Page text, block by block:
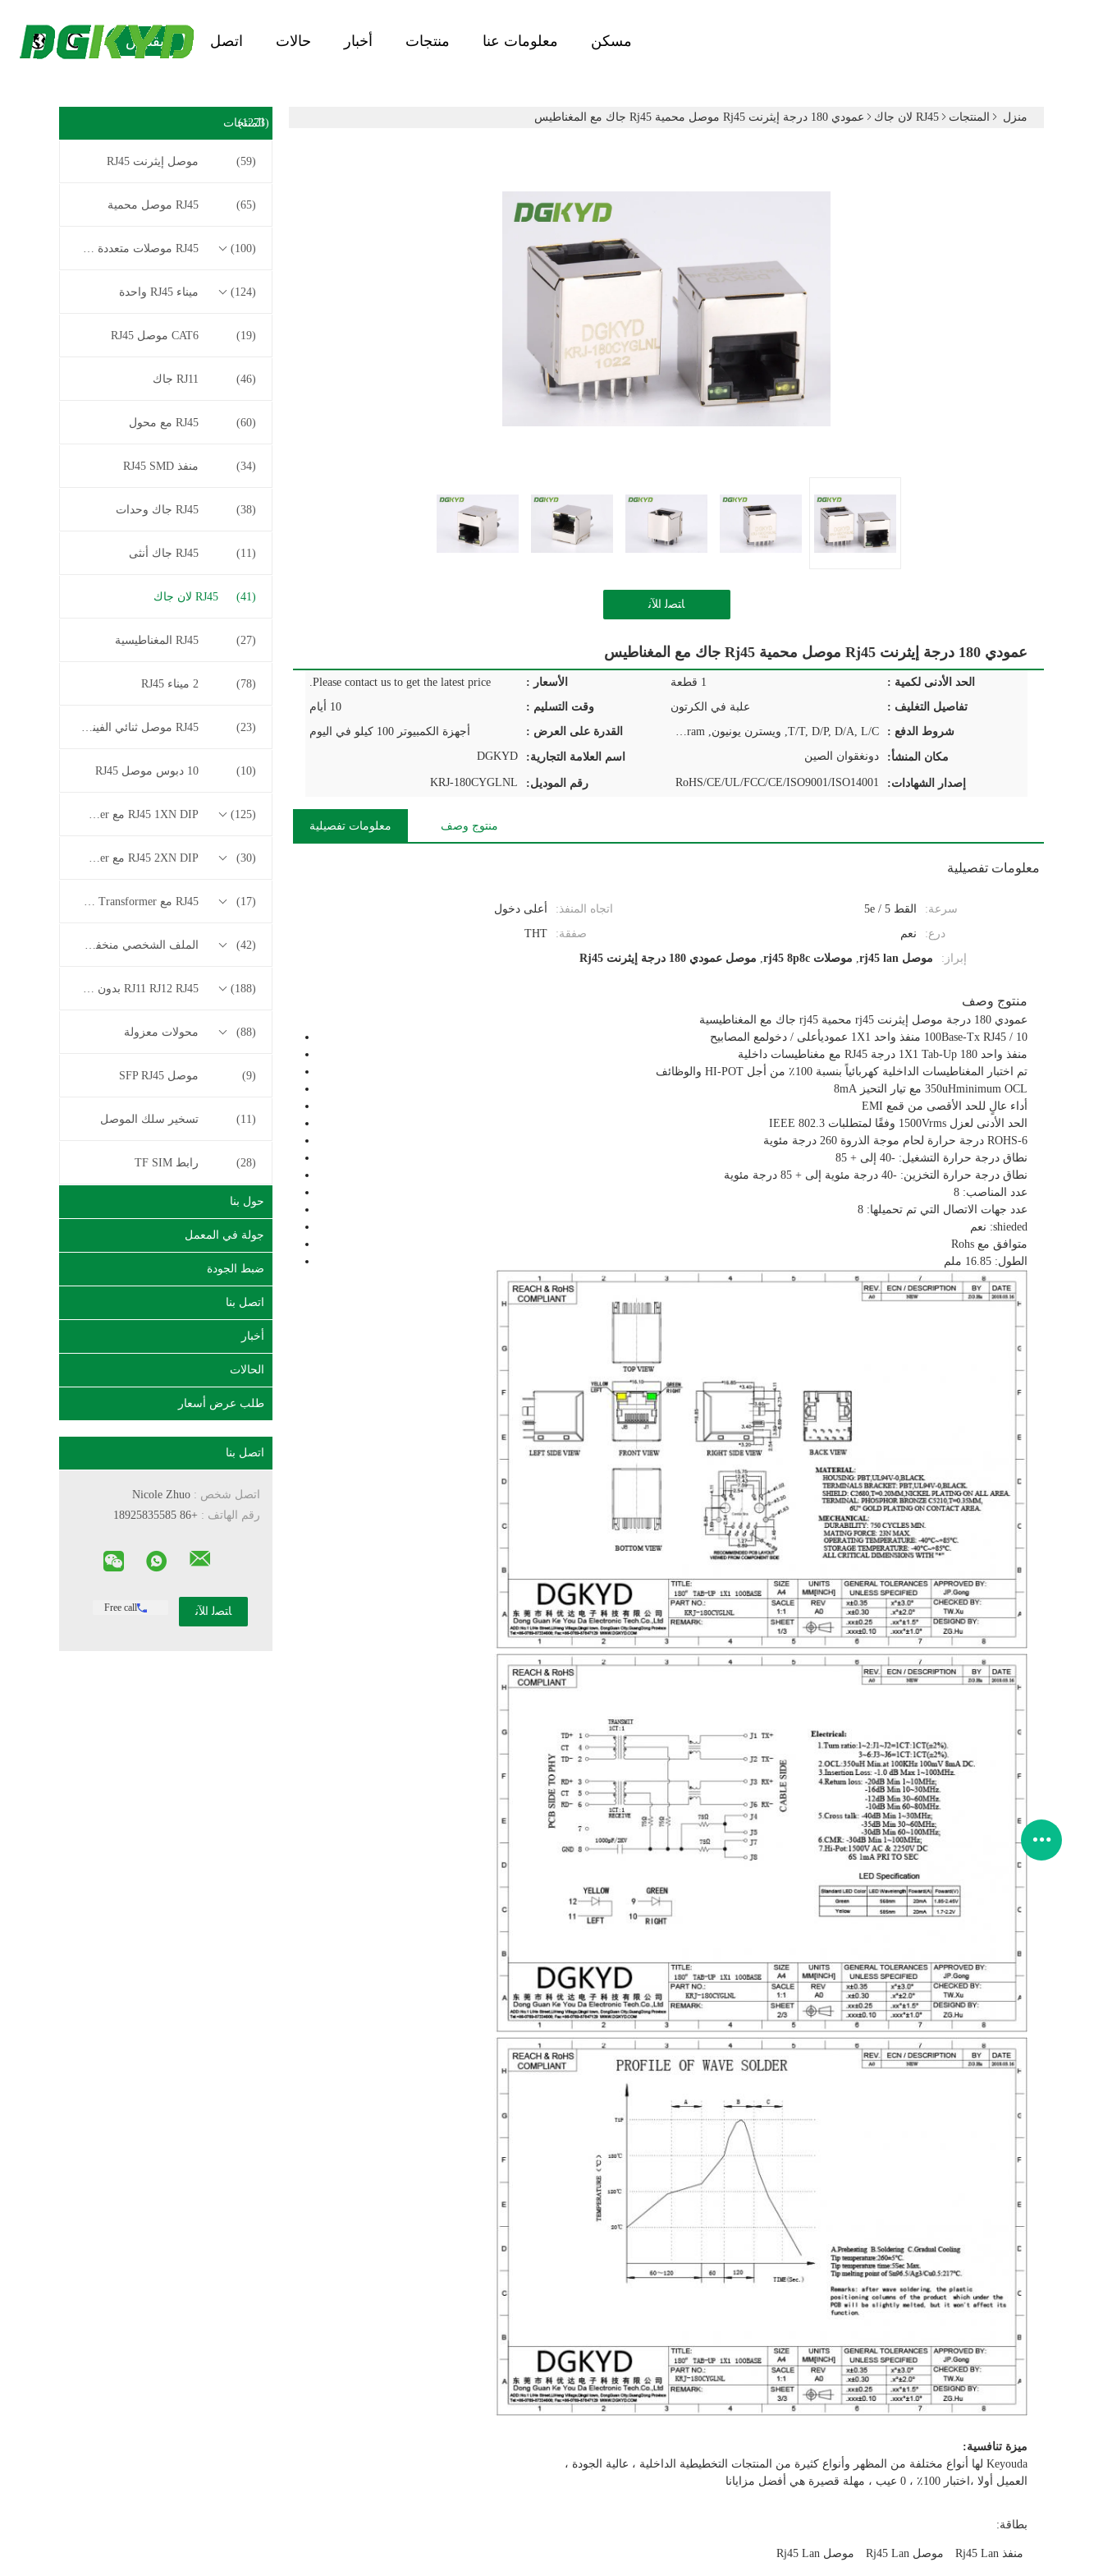
مسكن معلومات عنا منتجات أخبار حالات اتصل يقتبس
المنتجات(1273)
موصل إيثرنت RJ45 (59)
RJ45 موصل محمية (65)
RJ45 موصلات متعددة الموصل (100)
ميناء RJ45 واحدة (124)
CAT6 موصل RJ45 (19)
RJ11 جاك (46)
RJ45 مع محول (60)
منفذ RJ45 SMD (34)
RJ45 جاك وحدات (38)
RJ45 جاك أنثى (11)
RJ45 لان جاك (41)
RJ45 المغناطيسية (27)
2 ميناء RJ45 (78)
RJ45 موصل ثنائي الفينيل متعدد الكلور (23)
10 دبوس موصل RJ45 (10)
RJ45 1XN DIP مع 10/100/1000M Base-T Series Transformer (125)
RJ45 2XN DIP مع 10/100/1000M Base-T Series Transformer (30)
RJ45 مع 2.5G / 5G / 10G Base-T Series Transformer (17)
الملف الشخصي منخفض RJ45 (42)
RJ11 RJ12 RJ45 بدون سلسلة المحولات (188)
محولات معزولة (88)
موصل SFP RJ45 (9)
تسخير سلك الموصل (11)
رابط TF SIM (28)
حول بنا
جولة في المعمل
ضبط الجودة
اتصل بنا
أخبار
الحالات
طلب عرض أسعار
اتصل بنا
اتصل شخص :
رقم الهاتف : +86 18925835585
Free call
منزل المنتجات RJ45 لان جاك عمودي 180 درجة إيثرنت Rj45 موصل محمية Rj45 جاك مع المغناطيس
ﺎﺘﺼﻟ ﺍﻶﻧ
عمودي 180 درجة إيثرنت Rj45 موصل محمية Rj45 جاك مع المغناطيس
الحد الأدنى لكمية : 1 قطعة الأسعار :
Please contact us to get the latest price.
تفاصيل التغليف :
علبة في الكرتون وقت التسليم :
10 أيام
شروط الدفع :
T/T, D/P, D/A, L/C, ويسترن يونيون, MoneyGram القدرة على العرض : أجهزة الكمبيوتر 100 كيلو في اليوم
مكان المنشأ: دونغقوان الصين اسم العلامة التجارية: DGKYD
إصدار الشهادات: RoHS/CE/UL/FCC/CE/ISO9001/ISO14001 رقم الموديل: KRJ-180CYGLNL
معلومات تفصيلية منتوج وصف
معلومات تفصيلية
سرعة: القط 5 / 5e اتجاه المنفذ:
أعلى دخول
درع:
نعم صفقة:
THT
إبراز:
موصل rj45 lan , موصلات rj45 8p8c , موصل عمودي 180 درجة إيثرنت Rj45
منتوج وصف
عمودي 180 درجة موصل إيثرنت rj45 محمية rj45 جاك مع المغناطيسية
10 / 100Base-Tx RJ45 منفذ واحد 1X1 عمودي
أعلى / دخولمع المصابيح
منفذ واحد 1X1 Tab-Up 180 درجة RJ45 مع مغناطيسات داخلية
تم اختبار المغناطيسات الداخلية كهربائياً بنسبة 100٪ من أجل HI-POT والوظائف
350uHminimum OCL مع تيار التحيز 8mA
أداء عالٍ للحد الأقصى من قمع EMI
الحد الأدنى لعزل 1500Vrms وفقًا لمتطلبات IEEE 802.3
ROHS-6 درجة حرارة لحام موجة الذروة 260 درجة مئوية
نطاق درجة حرارة التشغيل: -40 إلى + 85
نطاق درجة حرارة التخزين: -40 درجة مئوية إلى + 85 درجة مئوية
عدد المناصب: 8
عدد جهات الاتصال التي تم تحميلها: 8
shieded: نعم
متوافق مع Rohs
الطول: 16.85 ملم
ميزة تنافسية:
Keyouda لها أنواع مختلفة من المظهر وأنواع كثيرة من المنتجات التخطيطية الداخلية ، عالية الجودة ،
العميل أولا ، اختبار 100٪ ، 0 عيب ، مهلة قصيرة هي أفضل مزايانا
بطاقة:
منفذ Rj45 Lan موصل Rj45 Lan موصل Rj45 Lan